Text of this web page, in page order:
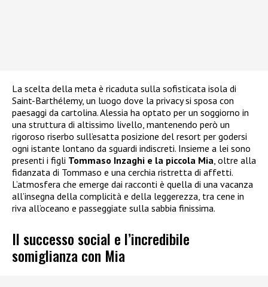
La scelta della meta è ricaduta sulla sofisticata isola di
Saint-Barthélemy, un luogo dove la privacy si sposa con
paesaggi da cartolina. Alessia ha optato per un soggiorno in
una struttura di altissimo livello, mantenendo però un
rigoroso riserbo sull’esatta posizione del resort per godersi
ogni istante lontano da sguardi indiscreti. Insieme a lei sono
presenti i figli Tommaso Inzaghi e la piccola Mia, oltre alla
fidanzata di Tommaso e una cerchia ristretta di affetti.
L’atmosfera che emerge dai racconti è quella di una vacanza
all’insegna della complicità e della leggerezza, tra cene in
riva all’oceano e passeggiate sulla sabbia finissima.
Il successo social e l’incredibile
somiglianza con Mia